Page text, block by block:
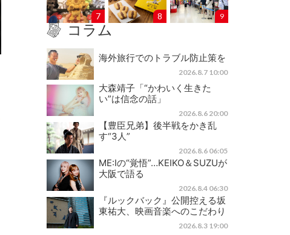
7 8 9
コラム
海外旅行でのトラブル防止策を
2026.8.7 10:00
大森靖子「“かわいく生きた
い”は信念の話」
2026.8.6 20:00
【豊臣兄弟】後半戦をかき乱
す“3人”
2026.8.6 06:05
ME:Iの“覚悟”…KEIKO＆SUZUが
大阪で語る
2026.8.4 06:30
『ルックバック』公開控える坂
東祐大、映画音楽へのこだわり
2026.8.3 19:00